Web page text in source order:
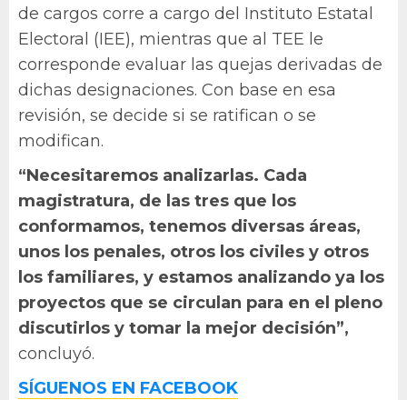
de cargos corre a cargo del Instituto Estatal
Electoral (IEE), mientras que al TEE le
corresponde evaluar las quejas derivadas de
dichas designaciones. Con base en esa
revisión, se decide si se ratifican o se
modifican.
“Necesitaremos analizarlas. Cada
magistratura, de las tres que los
conformamos, tenemos diversas áreas,
unos los penales, otros los civiles y otros
los familiares, y estamos analizando ya los
proyectos que se circulan para en el pleno
discutirlos y tomar la mejor decisión”,
concluyó.
SÍGUENOS EN FACEBOOK